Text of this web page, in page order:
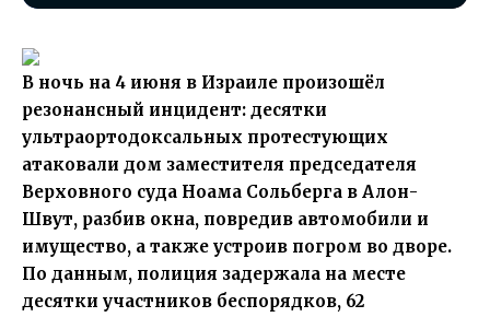
В ночь на 4 июня в Израиле произошёл
резонансный инцидент: десятки
ультраортодоксальных протестующих
атаковали дом заместителя председателя
Верховного суда Ноама Сольберга в Алон-
Швут, разбив окна, повредив автомобили и
имущество, а также устроив погром во дворе.
По данным, полиция задержала на месте
десятки участников беспорядков, 62